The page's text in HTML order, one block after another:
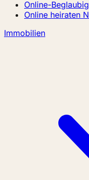
Online-
Online heiraten
Immobilien